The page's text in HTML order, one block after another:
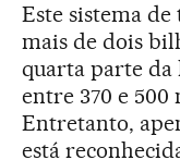
Este sistema
mais de dois
quarta parte
entre 370 e 500
Entretanto,
está